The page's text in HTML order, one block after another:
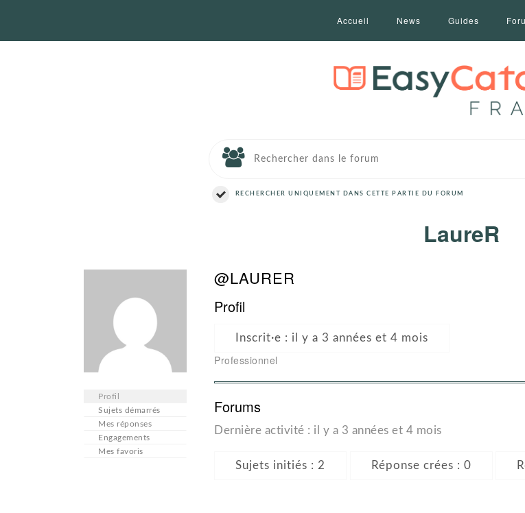
Accueil News Guides
RECHERCHER UNIQUEMENT DANS CETTE PARTIE DU FORUM
LaureR
Profil
Sujets démarrés
Mes réponses
Engagements
Mes favoris
@LAURER
Profil
Inscrit·e : il y a 3 années et 4 mois
Professionnel
Forums
Dernière activité : il y a 3 années et 4 mois
Sujets initiés : 2 Réponse crées : 0